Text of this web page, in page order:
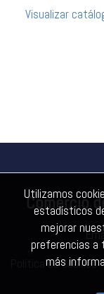
Visualizar
Comercio
Política de cookies
Utilizamos
estadísticos
mejorar
preferencias a
más